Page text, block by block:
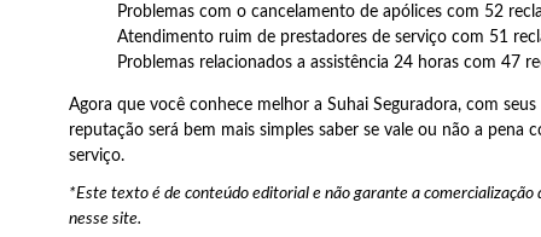
Problemas com o cancelamento de apólices com 52
Atendimento ruim de prestadores de serviço com 51
Problemas relacionados a assistência 24 horas com 47
Agora que você conhece melhor a Suhai Seguradora, com seus
reputação será bem mais simples saber se vale ou não a pena
serviço.
*Este texto é de conteúdo editorial e não garante a comercialização
nesse site.